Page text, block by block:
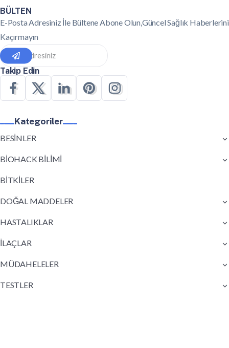
BÜLTEN
E-Posta Adresiniz İle Bültene Abone Olun,Güncel Sağlık Haberlerini
Kaçırmayın
Takip Edin
Kategoriler
BESİNLER
BİOHACK BİLİMİ
BİTKİLER
DOĞAL MADDELER
HASTALIKLAR
İLAÇLAR
MÜDAHELELER
TESTLER